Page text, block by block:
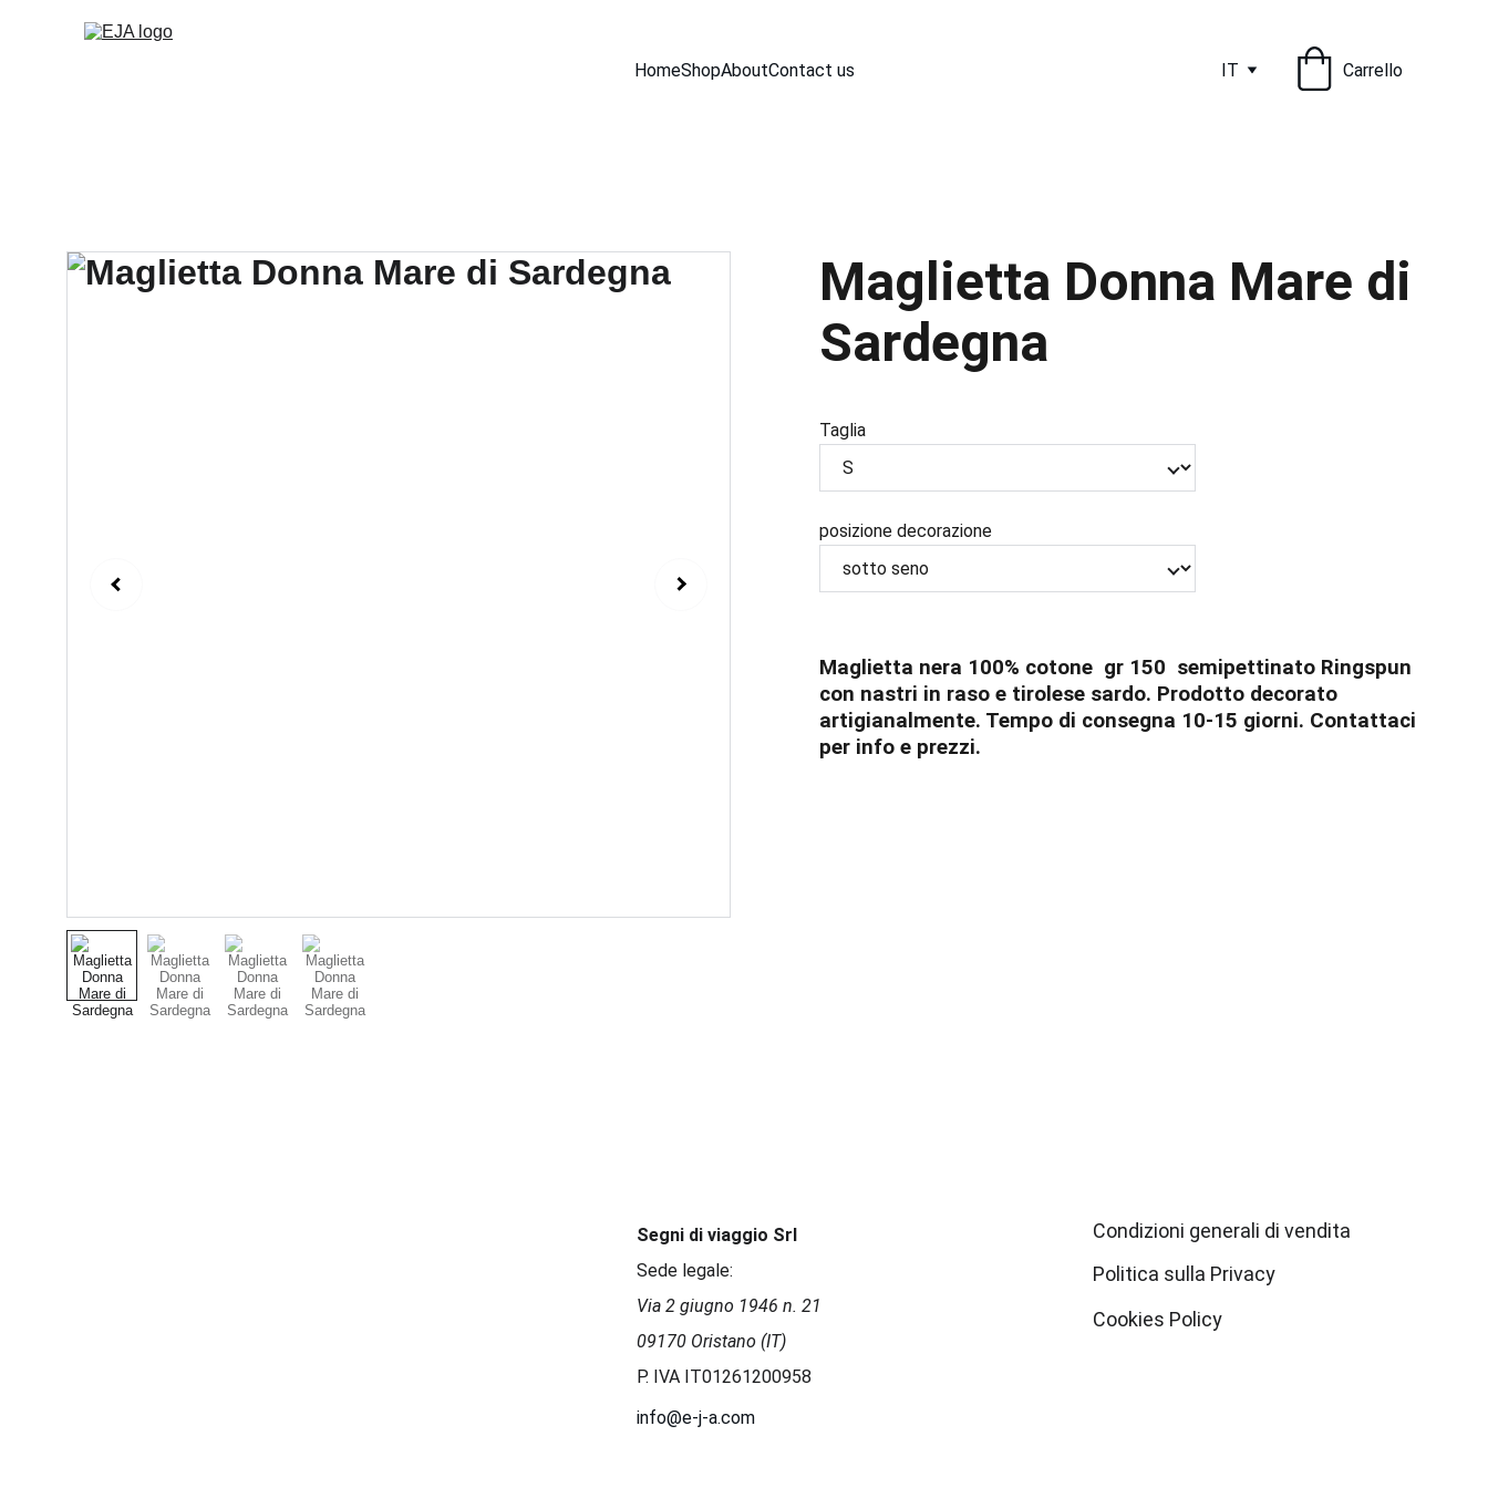
HomeShopAboutContact us IT Carrello
Maglietta Donna Mare di
Sardegna
Taglia
posizione decorazione
Maglietta nera 100% cotone gr 150 semipettinato Ringspun
con nastri in raso e tirolese sardo. Prodotto decorato
artigianalmente. Tempo di consegna 10-15 giorni. Contattaci
per info e prezzi.
Segni di viaggio Srl
Sede legale:
Via 2 giugno 1946 n. 21
09170 Oristano (IT)
P. IVA IT01261200958
info@e-j-a.com
Politica sulla Privacy
Condizioni generali di vendita
Cookies Policy